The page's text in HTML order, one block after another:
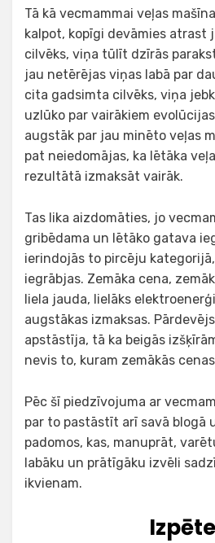
Tā kā vecmammai veļas
kalpot, kopīgi devāmies atrast
cilvēks, viņa tūlīt dzīrās
jau netērējas viņas labā par
cita gadsimta cilvēks, viņa
uzlūko par vairākiem
augstāk par jau minēto veļas
pat neiedomājas, ka lētāka
rezultātā izmaksāt vairāk.
Tas lika aizdomāties, jo
gribēdama un lētāko gatava
ierindojās to pircēju
iegrābjas. Zemāka cena,
liela jauda, lielāks
augstākas izmaksas.
apstāstīja, tā ka beigās
nevis to, kuram zemākās
Pēc šī piedzīvojuma ar
par to pastāstīt arī savā blogā
padomos, kas, manuprāt,
labāku un prātīgāku izvēli
ikvienam.
Izpēte